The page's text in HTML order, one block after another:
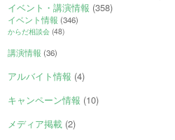
イベント・講演情報 (358)
イベント情報 (346)
からだ相談会 (48)
講演情報 (36)
アルバイト情報 (4)
キャンペーン情報 (10)
メディア掲載 (2)